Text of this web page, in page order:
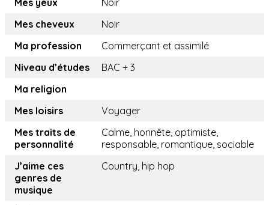
Mes yeux
Noir
Mes cheveux
Noir
Ma profession
Commerçant et assimilé
Niveau d’études
BAC + 3
Ma religion
Mes loisirs
Voyager
Mes traits de
personnalité
Calme, honnête, optimiste,
responsable, romantique, sociable
J’aime ces
genres de
musique
Country, hip hop